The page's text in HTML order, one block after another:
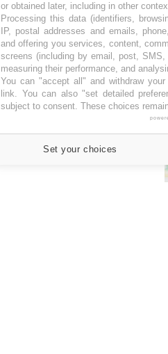
or obtained later, including in other
Processing this data (identifiers,
IP, postal addresses and emails,
and offering you services, content,
screens (including by email, post,
measuring their performance, and
You can "accept all" and withdraw
link. You can also "set detailed
subject to consent. These choices
Set your choices